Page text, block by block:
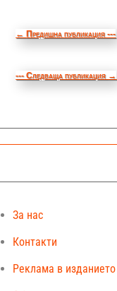
←Предишна публикация ---
--- Следваща публикация →
За нас
Контакти
Реклама в изданието